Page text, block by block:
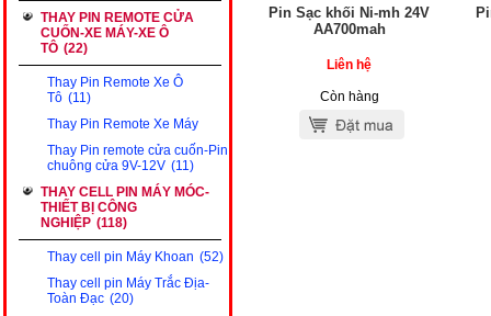
THAY PIN REMOTE CỬA
CUỐN-XE MÁY-XE Ô
TÔ (22)
Thay Pin Remote Xe Ô
Tô (11)
Thay Pin Remote Xe Máy
Thay Pin remote cửa cuốn-Pin
chuông cửa 9V-12V (11)
THAY CELL PIN MÁY MÓC-
THIẾT BỊ CÔNG
NGHIỆP (118)
Thay cell pin Máy Khoan (52)
Thay cell pin Máy Trắc Địa-
Toàn Đạc (20)
Pin Sạc khối Ni-mh 24V
AA700mah
Liên hệ
Còn hàng